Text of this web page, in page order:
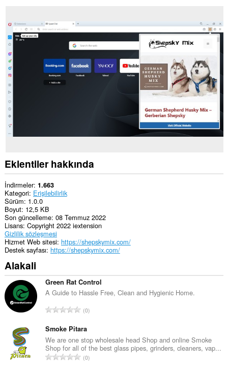
Eklentiler hakkında
İndirmeler 1.663
Kategori Erişilebilirlik
Sürüm 1.0.0
Boyut 12,5 KB
Son güncelleme 08 Temmuz 2022
Lisans Copyright 2022 iextension
Gizlilik sözleşmesi
Hizmet Web sitesi https://shepskymix.com/
Destek sayfası https://shepskymix.com/
Alakali
Green Rat Control
A Guide to Hassle Free, Clean and Hygienic Home.
T
p
l
a
m
0
Smoke Pitara
We are one stop wholesale head Shop and online Smoke
Shop for all of the best glass pipes, grinders, cleaners, vap...
T0